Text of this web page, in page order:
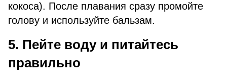
кокоса). После плавания сразу промойте
голову и используйте бальзам.
5. Пейте воду и питайтесь
правильно